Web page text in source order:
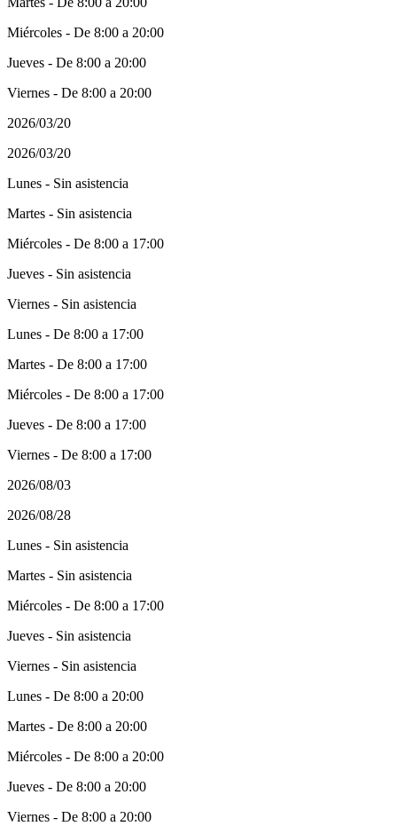
Miércoles - De 8:00 a 20:00
Jueves - De 8:00 a 20:00
Viernes - De 8:00 a 20:00
2026/03/20
2026/03/20
Lunes - Sin asistencia
Martes - Sin asistencia
Miércoles - De 8:00 a 17:00
Jueves - Sin asistencia
Viernes - Sin asistencia
Lunes - De 8:00 a 17:00
Martes - De 8:00 a 17:00
Miércoles - De 8:00 a 17:00
Jueves - De 8:00 a 17:00
Viernes - De 8:00 a 17:00
2026/08/03
2026/08/28
Lunes - Sin asistencia
Martes - Sin asistencia
Miércoles - De 8:00 a 17:00
Jueves - Sin asistencia
Viernes - Sin asistencia
Lunes - De 8:00 a 20:00
Martes - De 8:00 a 20:00
Miércoles - De 8:00 a 20:00
Jueves - De 8:00 a 20:00
Viernes - De 8:00 a 20:00